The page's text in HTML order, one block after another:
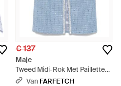
€ 137
Maje
Tweed Midi-Rok Met Pailletten -
Blauw
Van FARFETCH